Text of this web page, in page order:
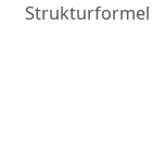
Strukturformel